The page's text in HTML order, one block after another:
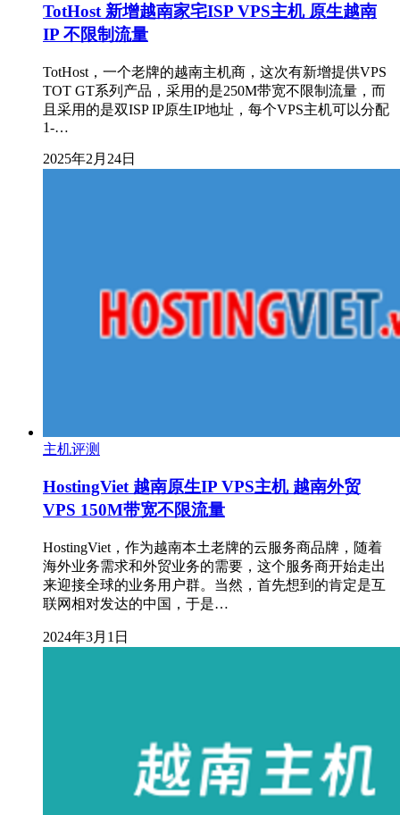
TotHost 新增越南家宅ISP VPS主机 原生越南
IP 不限制流量
TotHost，一个老牌的越南主机商，这次有新增提供VPS
TOT GT系列产品，采用的是250M带宽不限制流量，而
且采用的是双ISP IP原生IP地址，每个VPS主机可以分配
1-…
2025年2月24日
主机评测
HostingViet 越南原生IP VPS主机 越南外贸
VPS 150M带宽不限流量
HostingViet，作为越南本土老牌的云服务商品牌，随着
海外业务需求和外贸业务的需要，这个服务商开始走出
来迎接全球的业务用户群。当然，首先想到的肯定是互
联网相对发达的中国，于是…
2024年3月1日